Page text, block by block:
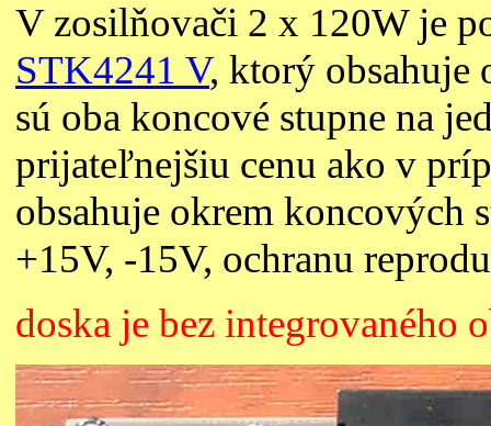
V zosilňovači 2 x 120W je
STK4241 V, ktorý obsahuje
sú oba koncové stupne na
prijateľnejšiu cenu ako v
obsahuje okrem koncových
+15V, -15V, ochranu
doska je bez integrovaného